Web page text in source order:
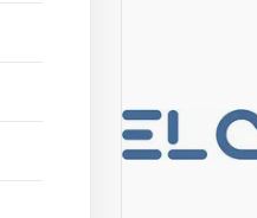
Автокрісло дитяче El Camino